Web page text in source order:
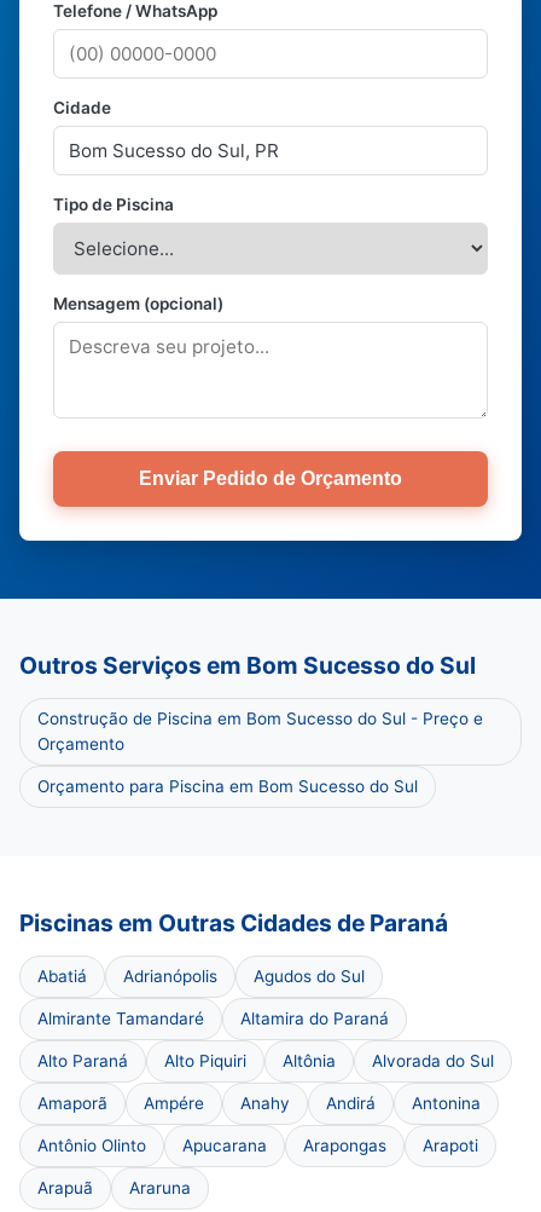
Telefone / WhatsApp
Cidade
Tipo de Piscina
Mensagem (opcional)
Enviar Pedido de Orçamento
Outros Serviços em Bom Sucesso do Sul
Construção de Piscina em Bom Sucesso do Sul - Preço e
Orçamento
Orçamento para Piscina em Bom Sucesso do Sul
Piscinas em Outras Cidades de Paraná
Abatiá Adrianópolis Agudos do Sul
Almirante Tamandaré Altamira do Paraná
Alto Paraná Alto Piquiri Altônia Alvorada do Sul
Amaporã Ampére Anahy Andirá Antonina
Antônio Olinto Apucarana Arapongas Arapoti
Arapuã Araruna